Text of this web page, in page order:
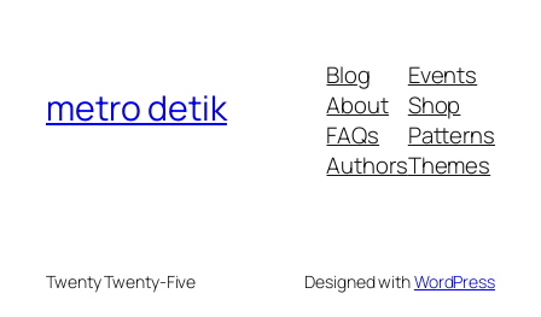
metro detik
Blog
About
FAQs
Authors
Events
Shop
Patterns
Themes
Twenty Twenty-Five Designed withWordPress